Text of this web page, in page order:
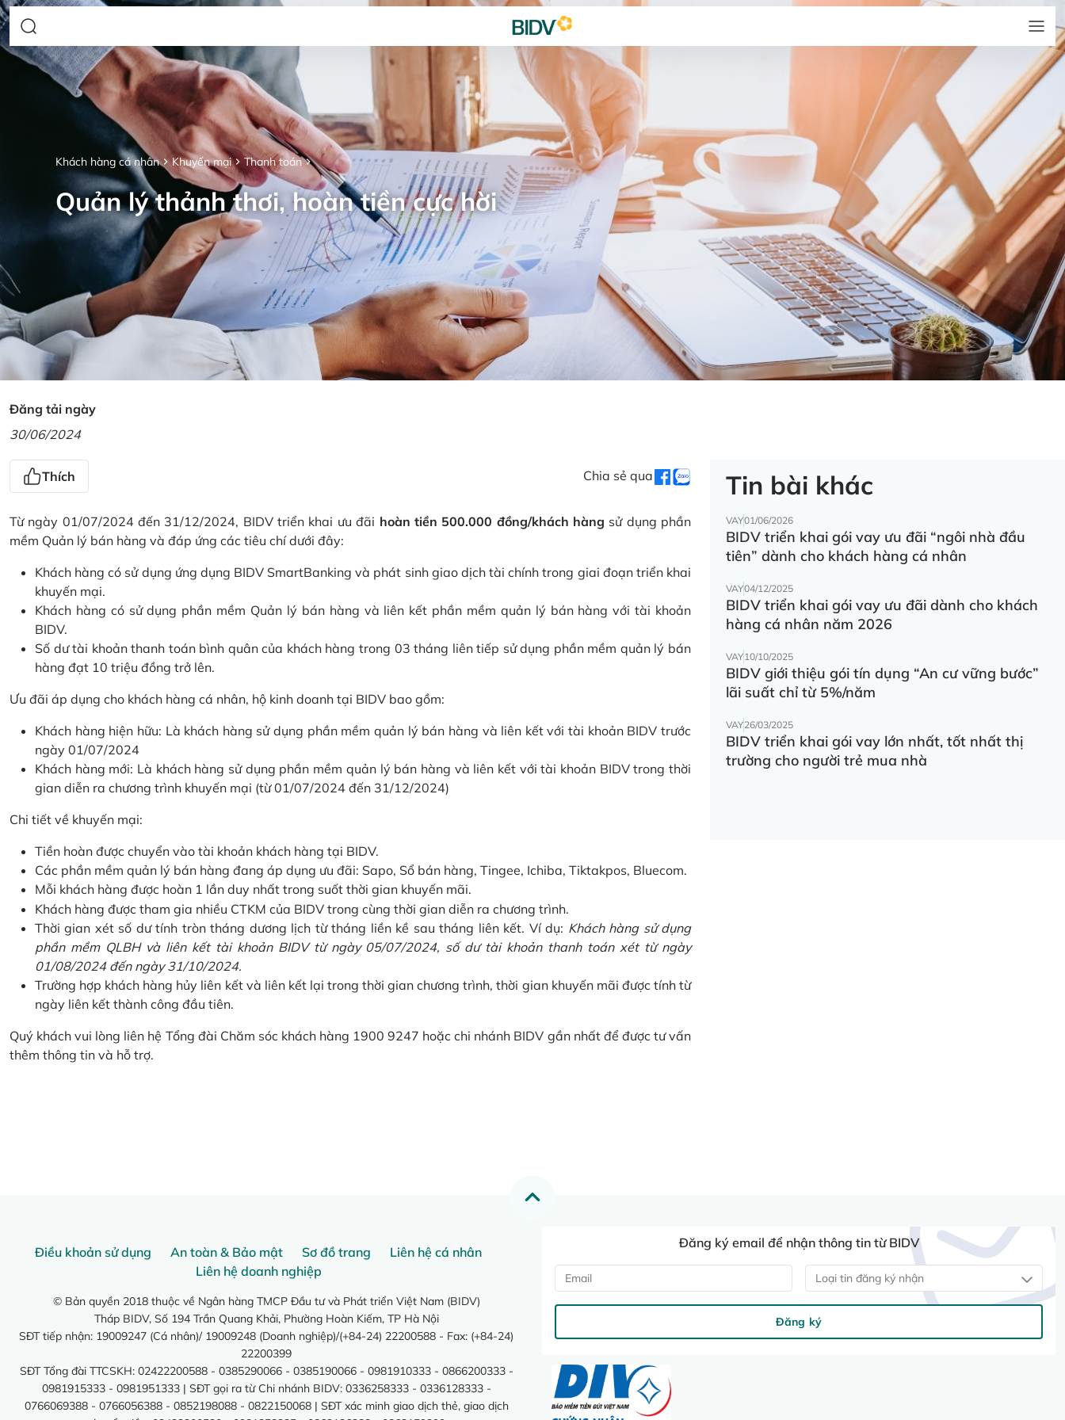
Khách hàng cá nhân Khuyến mại Thanh toán
Quản lý thảnh thơi, hoàn tiền cực hời
Đăng tải ngày
30/06/2024
Thích Chia sẻ qua
Từ ngày 01/07/2024 đến 31/12/2024, BIDV triển khai ưu đãi hoàn tiền 500.000 đồng/khách hàng sử dụng phần
mềm Quản lý bán hàng và đáp ứng các tiêu chí dưới đây:
Khách hàng có sử dụng ứng dụng BIDV SmartBanking và phát sinh giao dịch tài chính trong giai đoạn triển khai
khuyến mại.
Khách hàng có sử dụng phần mềm Quản lý bán hàng và liên kết phần mềm quản lý bán hàng với tài khoản
BIDV.
Số dư tài khoản thanh toán bình quân của khách hàng trong 03 tháng liên tiếp sử dụng phần mềm quản lý bán
hàng đạt 10 triệu đồng trở lên.
Ưu đãi áp dụng cho khách hàng cá nhân, hộ kinh doanh tại BIDV bao gồm:
Khách hàng hiện hữu: Là khách hàng sử dụng phần mềm quản lý bán hàng và liên kết với tài khoản BIDV trước
ngày 01/07/2024
Khách hàng mới: Là khách hàng sử dụng phần mềm quản lý bán hàng và liên kết với tài khoản BIDV trong thời
gian diễn ra chương trình khuyến mại (từ 01/07/2024 đến 31/12/2024)
Chi tiết về khuyến mại:
Tiền hoàn được chuyển vào tài khoản khách hàng tại BIDV.
Các phần mềm quản lý bán hàng đang áp dụng ưu đãi: Sapo, Sổ bán hàng, Tingee, Ichiba, Tiktakpos, Bluecom.
Mỗi khách hàng được hoàn 1 lần duy nhất trong suốt thời gian khuyến mãi.
Khách hàng được tham gia nhiều CTKM của BIDV trong cùng thời gian diễn ra chương trình.
Thời gian xét số dư tính tròn tháng dương lịch từ tháng liền kề sau tháng liên kết. Ví dụ: Khách hàng sử dụng
phần mềm QLBH và liên kết tài khoản BIDV từ ngày 05/07/2024, số dư tài khoản thanh toán xét từ ngày
01/08/2024 đến ngày 31/10/2024.
Trường hợp khách hàng hủy liên kết và liên kết lại trong thời gian chương trình, thời gian khuyến mãi được tính từ
ngày liên kết thành công đầu tiên.
Quý khách vui lòng liên hệ Tổng đài Chăm sóc khách hàng 1900 9247 hoặc chi nhánh BIDV gần nhất để được tư vấn
thêm thông tin và hỗ trợ.
Tin bài khác
VAY01/06/2026
BIDV triển khai gói vay ưu đãi “ngôi nhà đầu
tiên” dành cho khách hàng cá nhân
VAY04/12/2025
BIDV triển khai gói vay ưu đãi dành cho khách
hàng cá nhân năm 2026
VAY10/10/2025
BIDV giới thiệu gói tín dụng “An cư vững bước”
lãi suất chỉ từ 5%/năm
VAY26/03/2025
BIDV triển khai gói vay lớn nhất, tốt nhất thị
trường cho người trẻ mua nhà
Điều khoản sử dụng An toàn & Bảo mật Sơ đồ trang
Liên hệ cá nhân
Liên hệ doanh nghiệp
© Bản quyền 2018 thuộc về Ngân hàng TMCP Đầu tư và Phát triển Việt Nam (BIDV)
Tháp BIDV, Số 194 Trần Quang Khải, Phường Hoàn Kiếm, TP Hà Nội
SĐT tiếp nhận: 19009247 (Cá nhân)/ 19009248 (Doanh nghiệp)/(+84-24) 22200588 - Fax: (+84-24)
22200399
SĐT Tổng đài TTCSKH: 02422200588 - 0385290066 - 0385190066 - 0981910333 - 0866200333 -
0981915333 - 0981951333 | SĐT gọi ra từ Chi nhánh BIDV: 0336258333 - 0336128333 -
0766069388 - 0766056388 - 0852198088 - 0822150068 | SĐT xác minh giao dịch thẻ, giao dịch
Đăng ký email để nhận thông tin từ BIDV
Loại tin đăng ký nhận
Đăng ký